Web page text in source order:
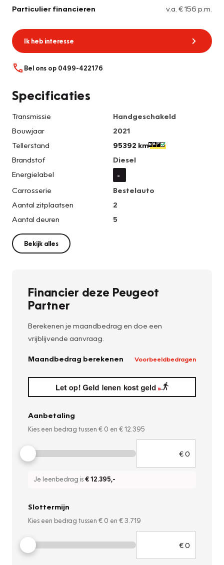
Particulier financieren v.a. € 156 p.m.
Ik heb interesse
Bel ons op 0499-422176
Specificaties
Transmissie
Handgeschakeld
Bouwjaar
2021
Tellerstand
95392 km
Brandstof
Diesel
Energielabel
-
Carrosserie
Bestelauto
Aantal zitplaatsen
2
Aantal deuren
5
Bekijk alles
Financier deze Peugeot
Partner
Berekenen je maandbedrag en doe een
vrijblijvende aanvraag.
Maandbedrag berekenen Voorbeeldbedragen
Aanbetaling
Kies een bedrag tussen € 0 en € 12.395
Je leenbedrag is€ 12.395,-
Slottermijn
Kies een bedrag tussen € 0 en € 3.719